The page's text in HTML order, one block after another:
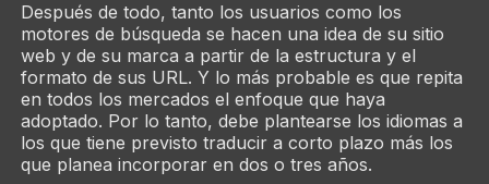
Después de todo, tanto los usuarios como los
motores de búsqueda se hacen una idea de su sitio
web y de su marca a partir de la estructura y el
formato de sus URL. Y lo más probable es que repita
en todos los mercados el enfoque que haya
adoptado. Por lo tanto, debe plantearse los idiomas a
los que tiene previsto traducir a corto plazo más los
que planea incorporar en dos o tres años.